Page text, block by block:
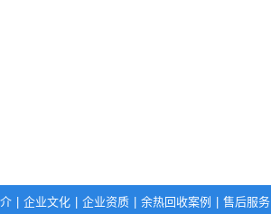
企业文化 企业资质 余热回收案例 售后服务